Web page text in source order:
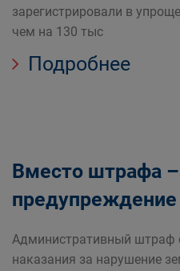
зарегистрировали в
чем на 130 тыс
Подробнее
Вместо штрафа –
предупреждение
Административный штраф
наказания за нарушение